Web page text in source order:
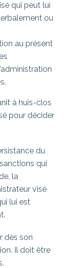
qui peut lui
ou
au présent
à huis-clos
pour décider
du
qui
la
visé
lui est
dès son
Il doit être